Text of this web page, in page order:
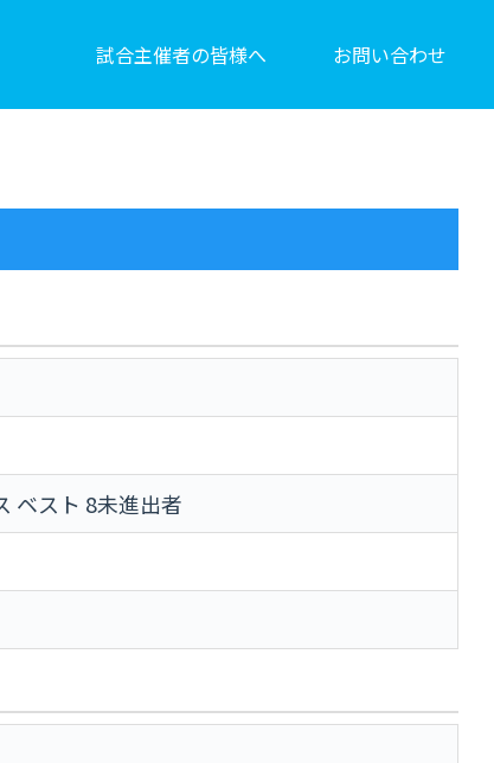
試合主催者の皆様へ お問い合わせ
ベスト 8未進出者